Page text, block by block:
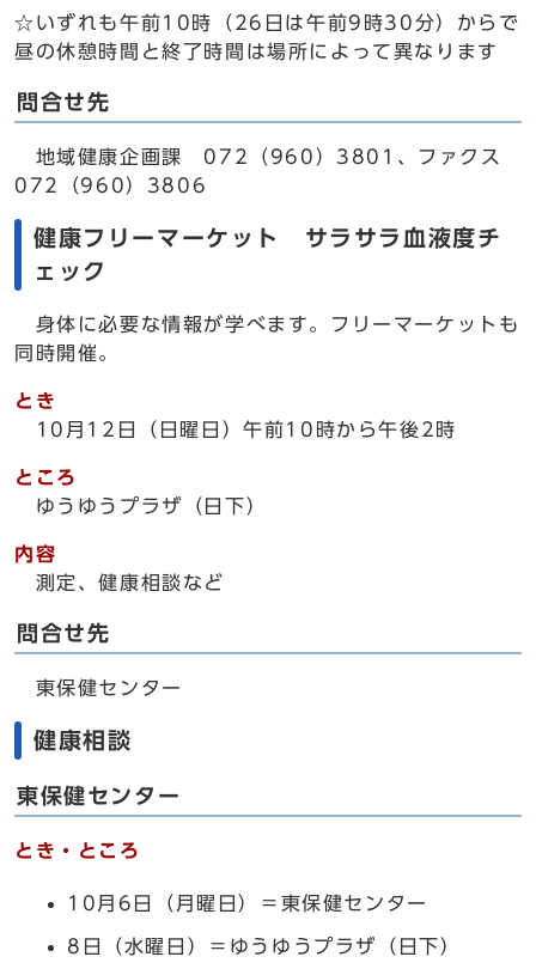
☆いずれも午前10時（26日は午前9時30分）からで
昼の休憩時間と終了時間は場所によって異なります
問合せ先
地域健康企画課 072（960）3801、ファクス
072（960）3806
健康フリーマーケット サラサラ血液度チ
ェック
身体に必要な情報が学べます。フリーマーケットも
同時開催。
とき
10月12日（日曜日）午前10時から午後2時
ところ
ゆうゆうプラザ（日下）
内容
測定、健康相談など
問合せ先
東保健センター
健康相談
東保健センター
とき・ところ
10月6日（月曜日）＝東保健センター
8日（水曜日）＝ゆうゆうプラザ（日下）